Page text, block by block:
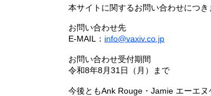
本サイトに関するお問い合わせにつ
お問い合わせ先
E-MAIL： info@vaxiv.co.jp
お問い合わせ受付期間
令和8年8月31日（月）まで
今後ともAnk Rouge・Jamie エーエ